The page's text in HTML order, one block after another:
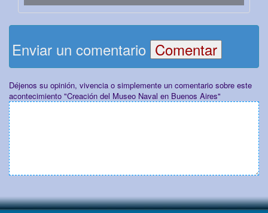
Enviar un comentario
Déjenos su opinión, vivencia o simplemente un comentario sobre este
acontecimiento "Creación del Museo Naval en Buenos Aires"